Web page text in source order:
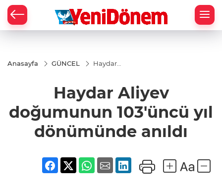
Anasayfa GÜNCEL
Haydar
103'üncü yıl
dönümünde
Haydar Aliyev
doğumunun 103'üncü yıl
dönümünde anıldı